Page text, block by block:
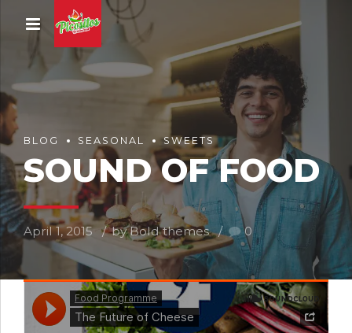
BLOG SEASONAL SWEETS
SOUND OF FOOD
April 1, 2015 by Bold themes 0